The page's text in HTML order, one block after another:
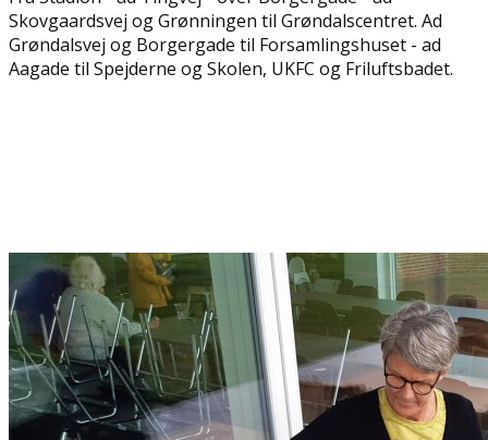
Skovgaardsvej og Grønningen til Grøndalscentret. Ad
Grøndalsvej og Borgergade til Forsamlingshuset - ad
Aagade til Spejderne og Skolen, UKFC og Friluftsbadet.